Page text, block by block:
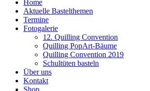
Home
Aktuelle Bastelthemen
Termine
Fotogalerie
12. Quilling Convention
Quilling PopArt-Bäume
Quilling Convention 2019
Schultüten basteln
Über uns
Kontakt
Shop